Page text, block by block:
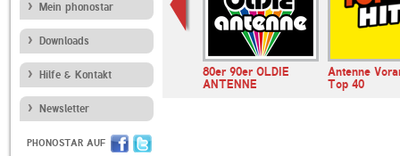
Mein phonostar
Downloads
Hilfe & Kontakt
Newsletter
PHONOSTAR AUF
80er 90er OLDIE
ANTENNE
Antenne
Top 40